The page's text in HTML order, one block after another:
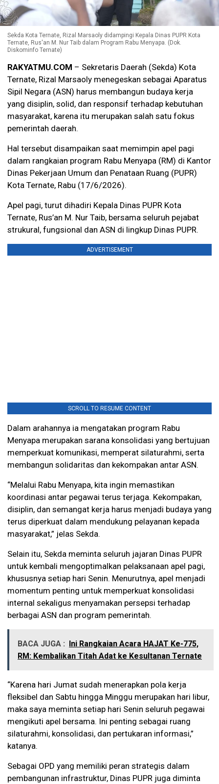
Sekda Kota Ternate, Rizal Marsaoly didampingi Kepala Dinas PUPR Kota
Ternate, Rus'an M. Nur Taib dalam Program Rabu Menyapa. (Dok.
Diskominfo Ternate)
RAKYATMU.COM – Sekretaris Daerah (Sekda) Kota
Ternate, Rizal Marsaoly menegeskan sebagai Aparatus
Sipil Negara (ASN) harus membangun budaya kerja
yang disiplin, solid, dan responsif terhadap kebutuhan
masyarakat, karena itu merupakan salah satu fokus
pemerintah daerah.
Hal tersebut disampaikan saat memimpin apel pagi
dalam rangkaian program Rabu Menyapa (RM) di Kantor
Dinas Pekerjaan Umum dan Penataan Ruang (PUPR)
Kota Ternate, Rabu (17/6/2026).
Apel pagi, turut dihadiri Kepala Dinas PUPR Kota
Ternate, Rus’an M. Nur Taib, bersama seluruh pejabat
strukural, fungsional dan ASN di lingkup Dinas PUPR.
ADVERTISEMENT
SCROLL TO RESUME CONTENT
Dalam arahannya ia mengatakan program Rabu
Menyapa merupakan sarana konsolidasi yang bertujuan
memperkuat komunikasi, memperat silaturahmi, serta
membangun solidaritas dan kekompakan antar ASN.
“Melalui Rabu Menyapa, kita ingin memastikan
koordinasi antar pegawai terus terjaga. Kekompakan,
disiplin, dan semangat kerja harus menjadi budaya yang
terus diperkuat dalam mendukung pelayanan kepada
masyarakat,” jelas Sekda.
Selain itu, Sekda meminta seluruh jajaran Dinas PUPR
untuk kembali mengoptimalkan pelaksanaan apel pagi,
khususnya setiap hari Senin. Menurutnya, apel menjadi
momentum penting untuk memperkuat konsolidasi
internal sekaligus menyamakan persepsi terhadap
berbagai ASN dan program pemerintah.
BACA JUGA : Ini Rangkaian Acara HAJAT Ke-775,
RM: Kembalikan Titah Adat ke Kesultanan Ternate
“Karena hari Jumat sudah menerapkan pola kerja
fleksibel dan Sabtu hingga Minggu merupakan hari libur,
maka saya meminta setiap hari Senin seluruh pegawai
mengikuti apel bersama. Ini penting sebagai ruang
silaturahmi, konsolidasi, dan pertukaran informasi,”
katanya.
Sebagai OPD yang memiliki peran strategis dalam
pembangunan infrastruktur, Dinas PUPR juga diminta